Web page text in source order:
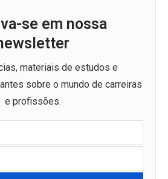
se em nossa
materiais de estudos e
sobre o mundo de carreiras
e profissões.